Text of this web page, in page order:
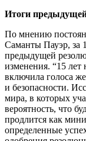
Итоги
По мнению
Саманты Пауэр, за
предыдущей
изменения. “15
включила голоса
и безопасности.
мира, в которых
вероятность, что
продлится как
определенные